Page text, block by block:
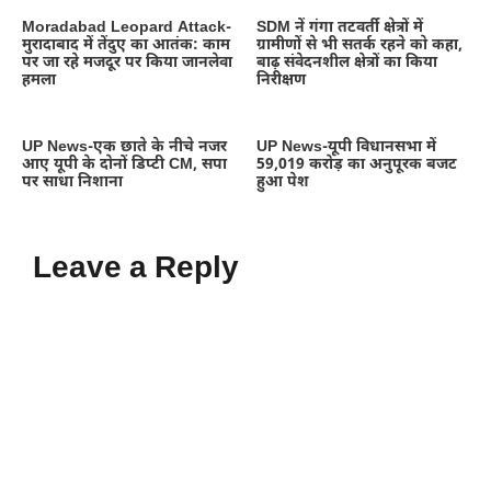
Moradabad Leopard Attack-
मुरादाबाद में तेंदुए का आतंक: काम
पर जा रहे मजदूर पर किया जानलेवा
हमला
SDM नें गंगा तटवर्ती क्षेत्रों में
ग्रामीणों से भी सतर्क रहने को कहा,
बाढ़ संवेदनशील क्षेत्रों का किया
निरीक्षण
UP News-एक छाते के नीचे नजर
आए यूपी के दोनों डिप्टी CM, सपा
पर साधा निशाना
UP News-यूपी विधानसभा में
59,019 करोड़ का अनुपूरक बजट
हुआ पेश
Leave a Reply